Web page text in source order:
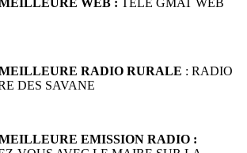
WEB : TELE GMAT WEB
RADIO RURALE : RADIO
DES SAVANE
EMISSION RADIO :